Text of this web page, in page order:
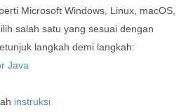
Microsoft Windows, Linux, macOS,
salah satu yang sesuai dengan
langkah demi langkah:
Java
instruksi